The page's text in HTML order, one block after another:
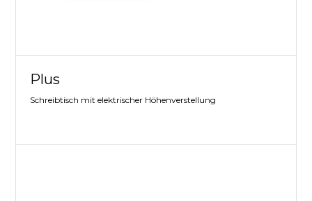
Plus
Schreibtisch mit elektrischer Höhenverstellung